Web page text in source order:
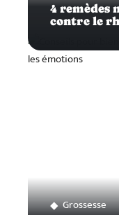
4
contre le
Grossesse